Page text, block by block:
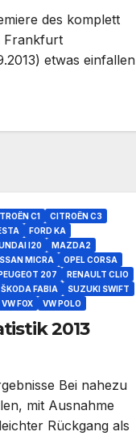
des komplett
Frankfurt
etwas einfallen
C1
CITROËN C3
FORD KA
I20
MAZDA2
MICRA
OPEL CORSA
207
RENAULT CLIO
ŠKODA FABIA
SUZUKI SWIFT
VW FOX VW POLO
2013
Bei nahezu
mit Ausnahme
Rückgang als